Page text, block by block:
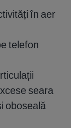
în aer
telefon
seara
oboseală